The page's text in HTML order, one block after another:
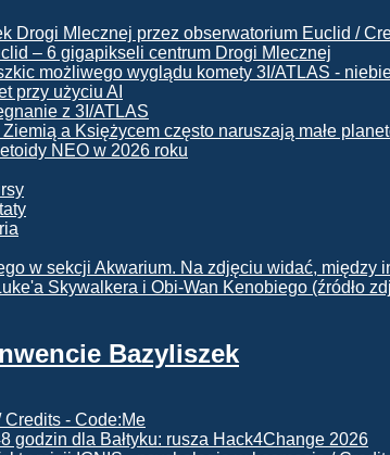
– 6 gigapikseli centrum Drogi Mlecznej
z 3I/ATLAS
NEO w 2026 roku
Bazyliszek
godzin dla Bałtyku: rusza Hack4Change 2026